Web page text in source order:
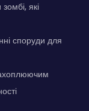
які
споруди для